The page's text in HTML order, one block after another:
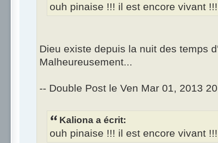
ouh pinaise !!! il est encore vivant
Dieu existe depuis la nuit des temps
Malheureusement...
-- Double Post le Ven Mar 01, 2013
Kaliona a écrit:
ouh pinaise !!! il est encore vivant